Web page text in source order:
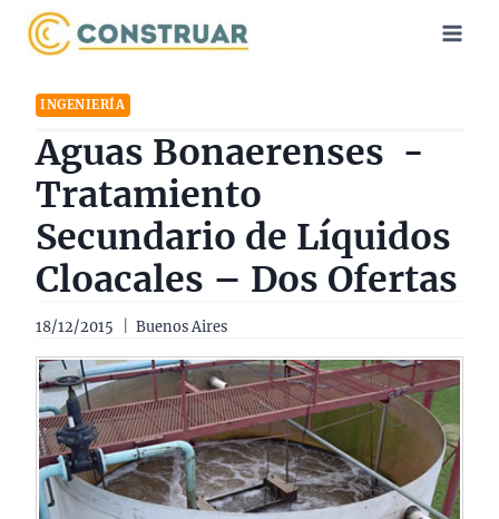
Saltar
INGENIERÍA
Aguas Bonaerenses -
Tratamiento
Secundario de Líquidos
Cloacales – Dos Ofertas
18/12/2015 Buenos Aires